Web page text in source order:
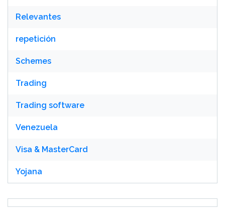
Relevantes
repetición
Schemes
Trading
Trading software
Venezuela
Visa & MasterCard
Yojana